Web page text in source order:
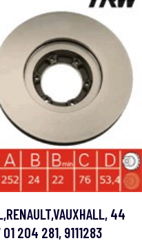
44
204 281, 9111283